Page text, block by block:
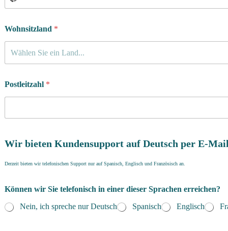
Wohnsitzland *
Wählen Sie ein Land...
Postleitzahl *
Wir bieten Kundensupport auf Deutsch per E-
Derzeit bieten wir telefonischen Support nur auf Spanisch, Englisch und Französisch an.
Können wir Sie telefonisch in einer dieser Sprachen erreichen?
Nein, ich spreche nur Deutsch
Spanisch Englisch